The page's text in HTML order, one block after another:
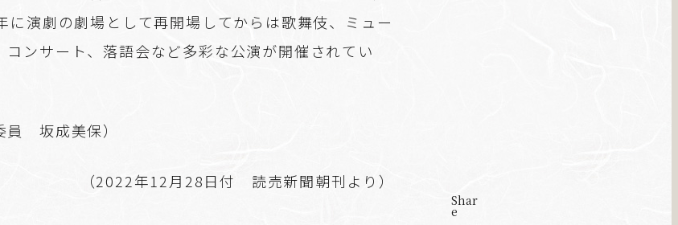
に演劇の劇場として再開場してからは歌舞伎、ミュー
コンサート、落語会など多彩な公演が開催されてい
員 坂成美保）
（2022年12月28日付 読売新聞朝刊より）
Shar
e